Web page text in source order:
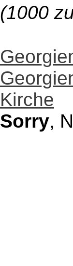
(1000
Kirche
Sorry,